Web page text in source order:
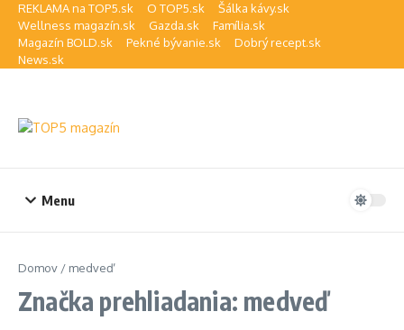
Preskočiť na obsah
REKLAMA na TOP5.sk O TOP5.sk
Šálka kávy.sk
Wellness magazín.sk
Gazda.sk
Família.sk
Magazín BOLD.sk
Pekné bývanie.sk
Dobrý recept.sk
News.sk
Menu
Domov / medveď
Značka prehliadania: medveď